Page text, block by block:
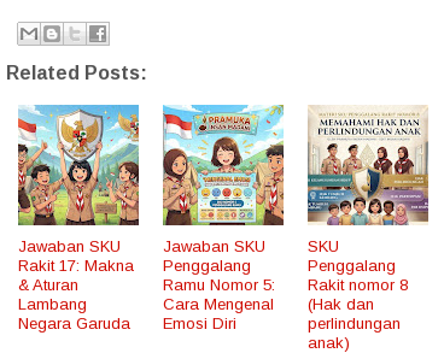
Related Posts:
Jawaban SKU
Rakit 17: Makna
& Aturan
Lambang
Negara Garuda
Jawaban SKU
Penggalang
Ramu Nomor 5:
Cara Mengenal
Emosi Diri
SKU
Penggalang
Rakit nomor 8
(Hak dan
perlindungan
anak)